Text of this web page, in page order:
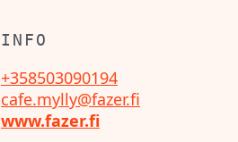
INFO
+358503090194
cafe.mylly@fazer.fi
www.fazer.fi